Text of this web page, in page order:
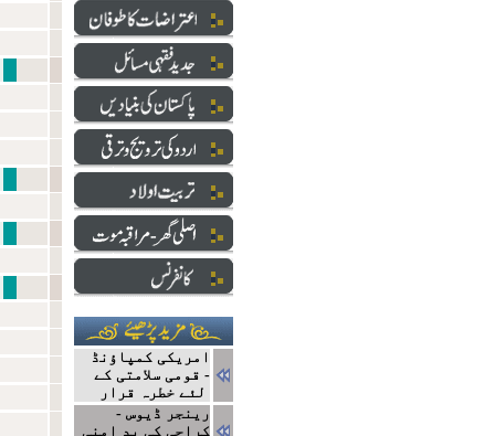
امریکی کمپاؤنڈ
- قومی سلامتی کے
لئے خطرہ قرار
رینجر ڈیوس -
کراچی کی بد امنی